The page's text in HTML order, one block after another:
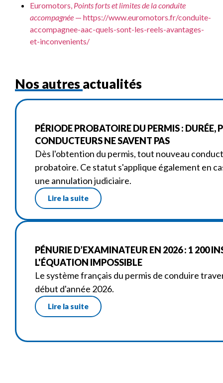
Euromotors, Points forts et limites de la conduite
accompagnée — https://www.euromotors.fr/conduite-
accompagnee-aac-quels-sont-les-reels-avantages-
et-inconvenients/
Nos autres actualités
PÉRIODE PROBATOIRE DU PERMIS : DURÉE,
CONDUCTEURS NE SAVENT PAS
Dès l'obtention du permis, tout nouveau
probatoire. Ce statut s'applique également en
une annulation judiciaire.
Lire la suite
PÉNURIE D’EXAMINATEUR EN 2026 : 1 200
L'ÉQUATION IMPOSSIBLE
Le système français du permis de conduire
début d'année 2026.
Lire la suite